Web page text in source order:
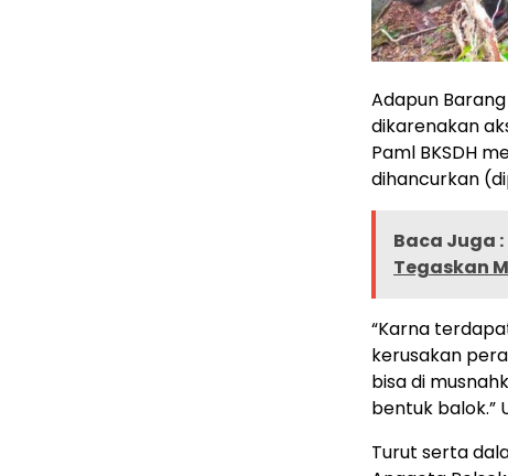
Adapun
dikarenakan
Paml BKSDH
dihancurkan
Baca Juga :
Tegaskan
“Karna
kerusakan
bisa di
bentuk balok.”
Turut serta